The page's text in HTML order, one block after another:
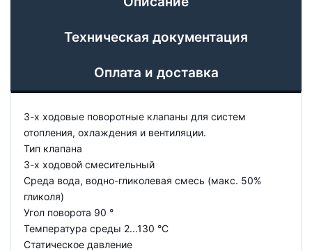
Техническая документация
Оплата и доставка
3-х ходовые поворотные клапаны для систем
отопления, охлаждения и вентиляции.
Тип клапана
3-х ходовой смесительный
Среда вода, водно-гликолевая смесь (макс. 50%
гликоля)
Угол поворота 90 °
Температура среды 2...130 °C
Статическое давление